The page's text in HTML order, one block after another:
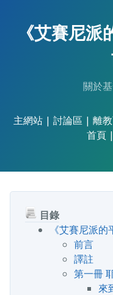
content.
《艾賽尼
關於
主網站| 討論區 | 離
首頁 |
目錄
《艾賽尼派的
前言
譯註
第一冊
來